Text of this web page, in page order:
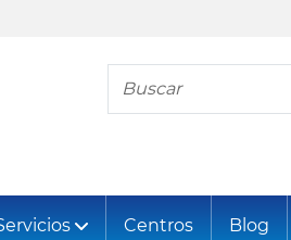
Busca tu neumático
Centros Blog